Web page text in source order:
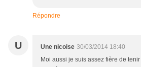
Répondre
U Une nicoise 30/03/2014 18:40
Moi aussi je suis assez fière de